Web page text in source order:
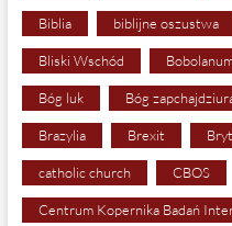
Biblia biblijne oszustwa
Bliski Wschód
Bóg luk Bóg
Brazylia Brexit
catholic church CBOS
Centrum Kopernika Badań